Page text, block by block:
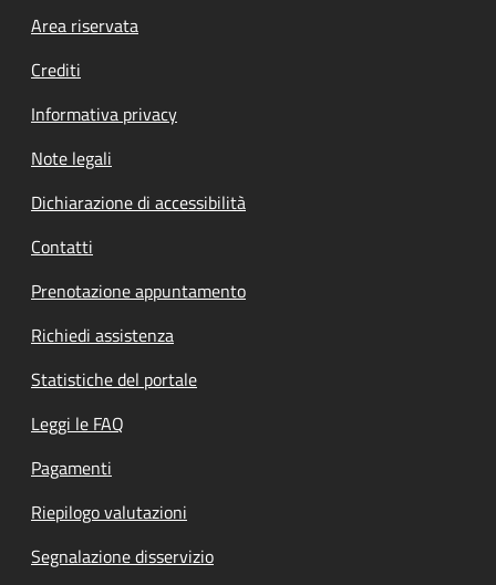
Footer menu
Area riservata
Crediti
Informativa privacy
Note legali
Dichiarazione di accessibilità
Contatti
Prenotazione appuntamento
Richiedi assistenza
Statistiche del portale
Leggi le FAQ
Pagamenti
Riepilogo valutazioni
Segnalazione disservizio